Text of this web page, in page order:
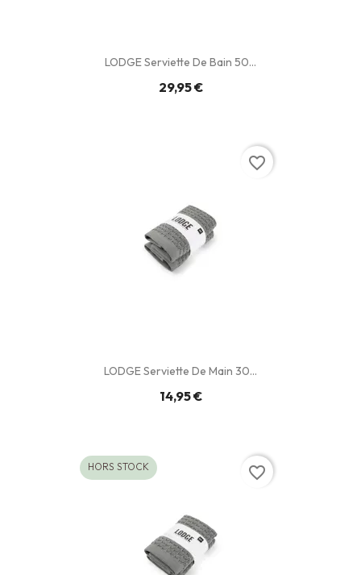
LODGE Serviette De Bain 50...
29,95 €
LODGE Serviette De Main 30...
14,95 €
favorite_border
HORS STOCK favorite_border